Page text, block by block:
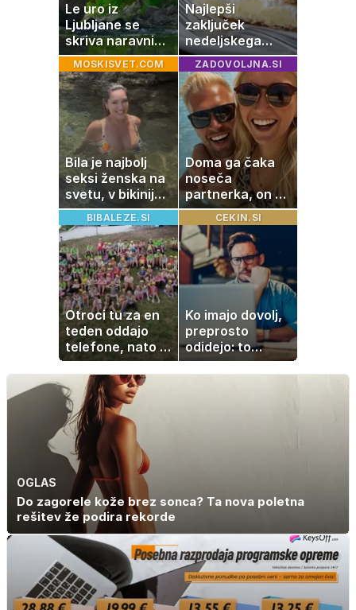
Le uro iz
Ljubljane se
skriva naravni
čudež, ki je kot
ustvarjen za
družinski izlet
Najlepši
zaključek
nedeljskega
kosila: 8 sladic
brez peke, ki se
jih vsi veselijo
MOSKISVET.COM
Bila je najbolj
seksi ženska na
svetu, v bikiniju
znova navdušila
ZADOVOLJNA.SI
Doma ga čaka
noseča
partnerka, on pa
dopustuje z
drugo
BIBALEZE.SI
Otroci tu za en
teden oddajo
telefone, nato pa
se zgodi nekaj
nepričakovanega
CEKIN.SI
Ko imajo dovolj,
preprosto
odidejo: to
znamenje
najpogosteje da
OGLAS
Do zagorele kože brez sonca? Ta nova poletna
rešitev že podira rekorde